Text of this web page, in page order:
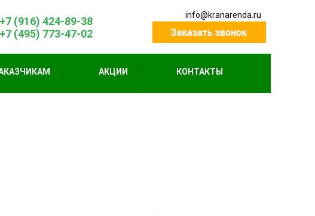
+7 (916) 424-89-38
+7 (495) 773-47-02
info@kranarenda.ru
АКЦИИ КОНТАКТЫ